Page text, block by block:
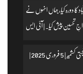
دورہ کیا، جہاں انہوں نے
تحسین پیش کیا۔ | آئی ایس
کشمیر ایک زخم | یومِ یکجہتی کشمیر | 5 فروری 2025 |